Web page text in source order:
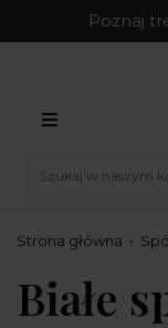
Poznaj
Strona główna
Białe